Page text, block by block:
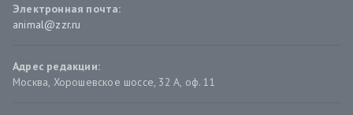
Электронная почта:
animal@zzr.ru
Адрес редакции:
Москва, Хорошевское шоссе, 32 А, оф. 11